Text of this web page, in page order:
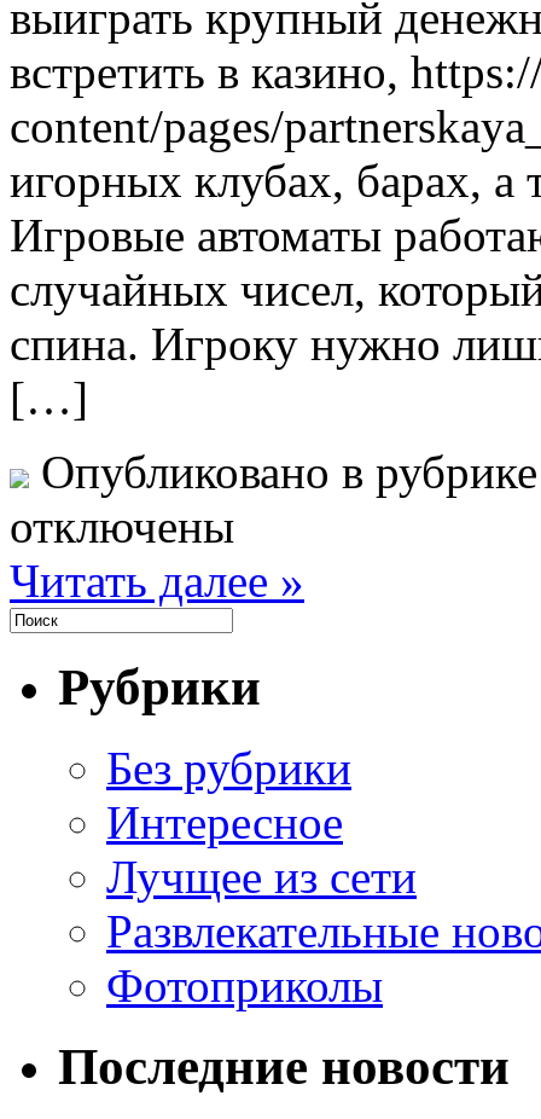
выиграть крупный
встретить в казино,
content/pages/
игорных клубах, барах, а
Игровые автоматы
случайных чисел,
спина. Игроку нужно
[…]
Опубликовано в
отключены
Читать далее »
Рубрики
Без рубрики
Интересное
Лучщее из сети
Развлекательные
Фотоприколы
Последние новости